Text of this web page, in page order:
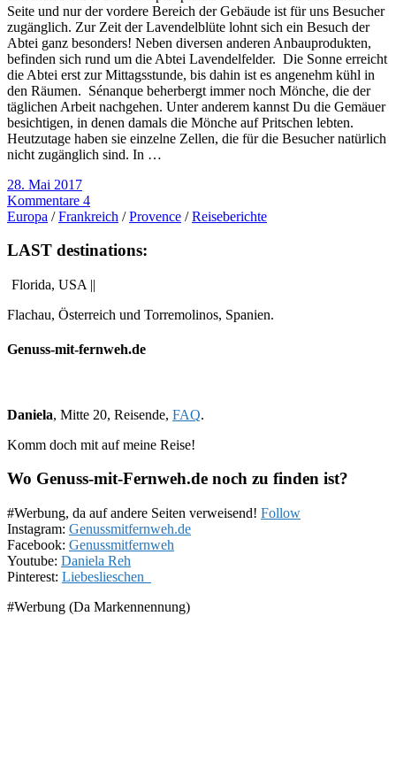
Seite und nur der vordere Bereich der Gebäude ist für uns Besucher
zugänglich. Zur Zeit der Lavendelblüte lohnt sich ein Besuch der
Abtei ganz besonders! Neben diversen anderen Anbauprodukten,
befinden sich rund um die Abtei Lavendelfelder. Die Sonne erreicht
die Abtei erst zur Mittagsstunde, bis dahin ist es angenehm kühl in
den Räumen. Sénanque beherbergt immer noch Mönche, die der
täglichen Arbeit nachgehen. Unter anderem kannst Du die Gemäuer
besichtigen, in denen damals die Mönche auf Pritschen lebten.
Heutzutage haben sie einzelne Zellen, die für die Besucher natürlich
nicht zugänglich sind. In …
28. Mai 2017
Kommentare 4
Europa /Frankreich /Provence /Reiseberichte
LAST destinations:
Florida, USA ||
Flachau, Österreich und Torremolinos, Spanien.
Genuss-mit-fernweh.de
Daniela, Mitte 20, Reisende, FAQ.
Komm doch mit auf meine Reise!
Wo Genuss-mit-Fernweh.de noch zu finden ist?
#Werbung, da auf andere Seiten verweisend! Follow
Instagram: Genussmitfernweh.de
Facebook: Genussmitfernweh
Youtube: Daniela Reh
Pinterest: Liebeslieschen_
#Werbung (Da Markennennung)